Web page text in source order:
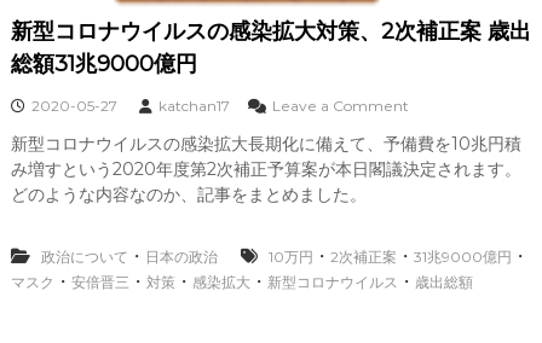
新型コロナウイルスの感染拡大対策、2次補正案 歳出
総額31兆9000億円
2020-05-27 katchan17 Leave a Commento
新
型
ウ
イ
新型コロナウイルスの感染拡大長期化に備えて、予備費を10兆円積
み増すという2020年度第2次補正予算案が本日閣議決定されます。
どのような内容なのか、記事をまとめました。
政治について ・ 日本の政治 10万円 ・ 2次補正案 ・ 31兆9000億円 ・
マスク ・ 安倍晋三 ・ 対策・ 感染拡大 ・ 新型コロナウイルス ・ 歳出総額